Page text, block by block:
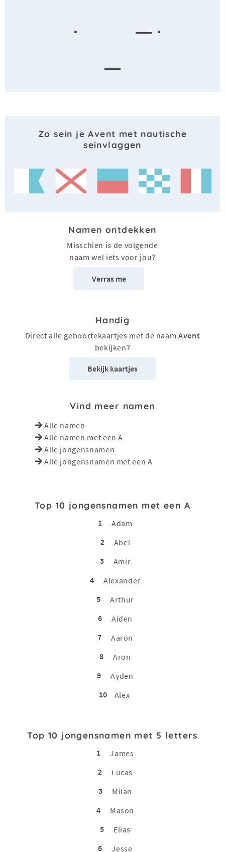
·
— ·
—
Zo sein je Avent met nautische
seinvlaggen
Namen ontdekken
Misschien is de volgende
naam wel iets voor jou?
Verras me
Handig
Direct alle geboortekaartjes met de naamAvent
bekijken?
Bekijk kaartjes
Vind meer namen
Alle namen
Alle namen met een A
Alle jongensnamen
Alle jongensnamen met een A
Top 10 jongensnamen met een A
1
Adam
2
Abel
3
Amir
4
Alexander
5
Arthur
6
Aiden
7
Aaron
8
Aron
9
Ayden
10
Alex
Top 10 jongensnamen met 5 letters
1
James
2
Lucas
3
Milan
4
Mason
5
Elias
6
Jesse